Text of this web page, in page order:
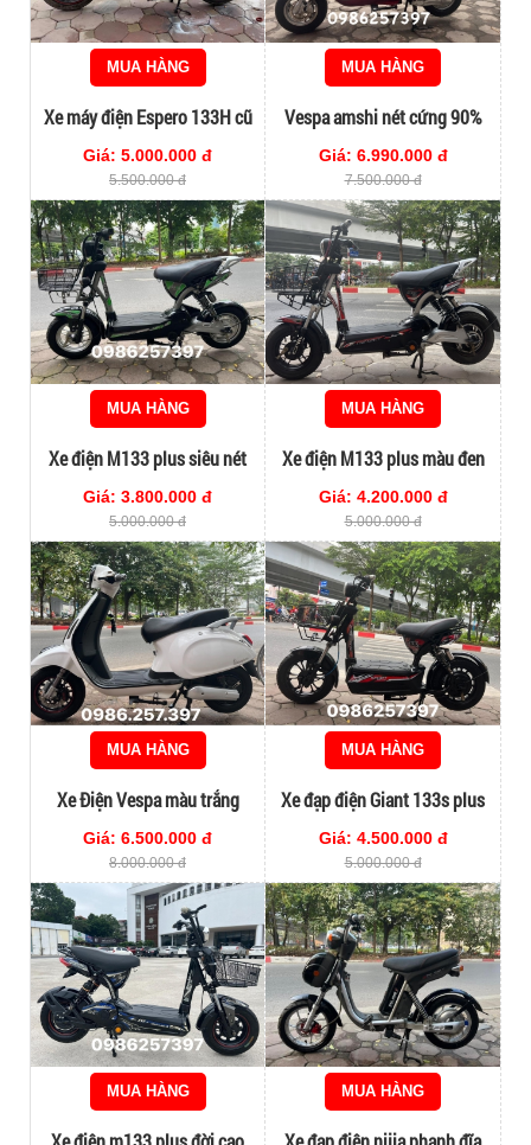
MUA HÀNG
Xe máy điện Espero 133H cũ
Giá: 5.000.000 đ
5.500.000 đ
MUA HÀNG
Vespa amshi nét cứng 90%
Giá: 6.990.000 đ
7.500.000 đ
MUA HÀNG
Xe điện M133 plus siêu nét
Giá: 3.800.000 đ
5.000.000 đ
MUA HÀNG
Xe điện M133 plus màu đen
Giá: 4.200.000 đ
5.000.000 đ
MUA HÀNG
Xe Điện Vespa màu trắng
Giá: 6.500.000 đ
8.000.000 đ
MUA HÀNG
Xe đạp điện Giant 133s plus
Giá: 4.500.000 đ
5.000.000 đ
MUA HÀNG MUA HÀNG